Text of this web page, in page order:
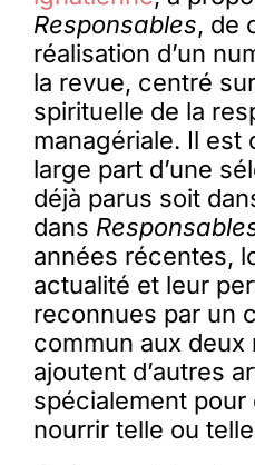
Responsables, de
réalisation d’un
la revue, centré
spirituelle de la
managériale. Il est
large part d’une
déjà parus soit
dans
années récentes,
actualité et leur
reconnues par un
commun aux deux
ajoutent d’autres
spécialement
nourrir telle ou